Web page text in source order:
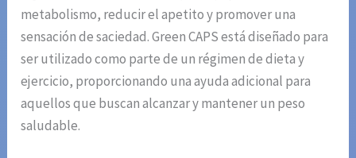
metabolismo, reducir el apetito y promover una
sensación de saciedad. Green CAPS está diseñado para
ser utilizado como parte de un régimen de dieta y
ejercicio, proporcionando una ayuda adicional para
aquellos que buscan alcanzar y mantener un peso
saludable.